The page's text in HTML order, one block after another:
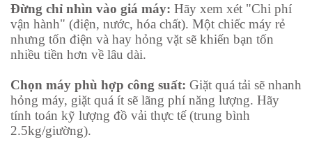
Đừng chỉ nhìn vào giá máy: Hãy xem xét "Chi phí
vận hành" (điện, nước, hóa chất). Một chiếc máy rẻ
nhưng tốn điện và hay hỏng vặt sẽ khiến bạn tốn
nhiều tiền hơn về lâu dài.
Chọn máy phù hợp công suất: Giặt quá tải sẽ nhanh
hỏng máy, giặt quá ít sẽ lãng phí năng lượng. Hãy
tính toán kỹ lượng đồ vải thực tế (trung bình
2.5kg/giường).